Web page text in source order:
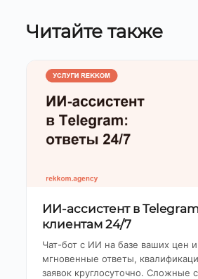
Читайте также
ИИ-ассистент в
клиентам 24/7
Чат-бот с ИИ на базе ваших цен
мгновенные ответы,
заявок круглосуточно. Сложные